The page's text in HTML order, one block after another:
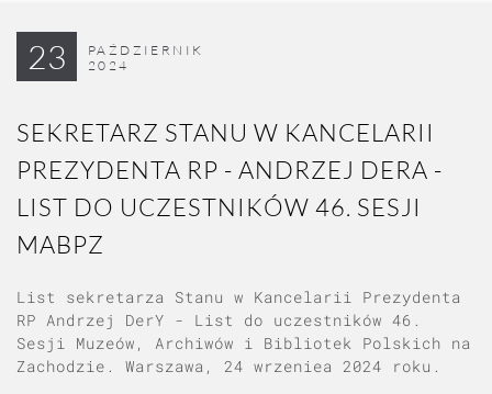
23
PAŹDZIERNIK
2024
SEKRETARZ STANU W KANCELARII
PREZYDENTA RP - ANDRZEJ DERA -
LIST DO UCZESTNIKÓW 46. SESJI
MABPZ
List sekretarza Stanu w Kancelarii Prezydenta
RP Andrzej DerY - List do uczestników 46.
Sesji Muzeów, Archiwów i Bibliotek Polskich na
Zachodzie. Warszawa, 24 wrzeniea 2024 roku.